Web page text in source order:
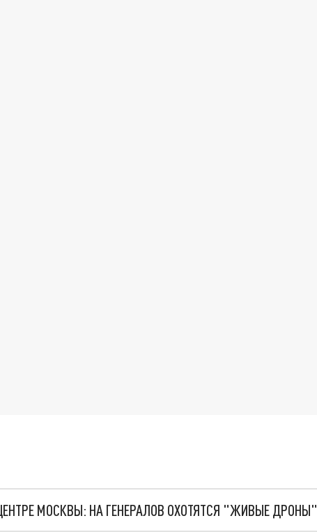
МОСКВЫ: НА ГЕНЕРАЛОВ ОХОТЯТСЯ "ЖИВЫЕ ДРОНЫ"